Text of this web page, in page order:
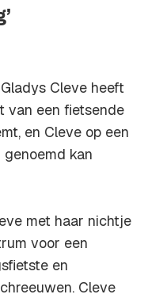
Cleve heeft
van een fietsende
en Cleve op een
kan
met haar nichtje
voor een
en
Cleve